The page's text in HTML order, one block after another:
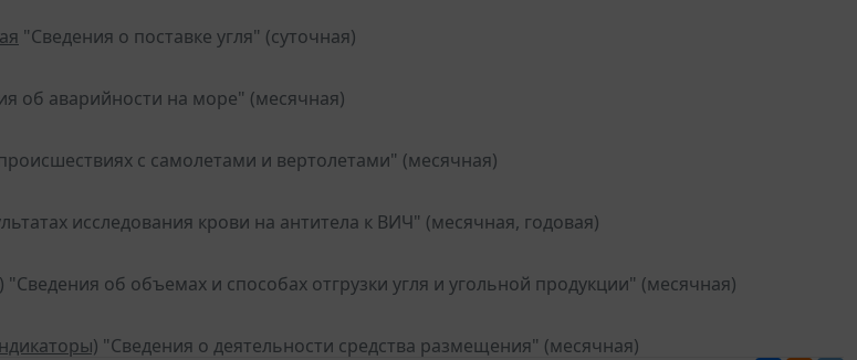
"Сведения о поставке угля" (суточная)
об аварийности на море" (месячная)
с самолетами и вертолетами" (месячная)
исследования крови на антитела к ВИЧ" (месячная, годовая)
"Сведения об объемах и способах отгрузки угля и угольной продукции" (месячная)
"Сведения о деятельности средства размещения" (месячная)